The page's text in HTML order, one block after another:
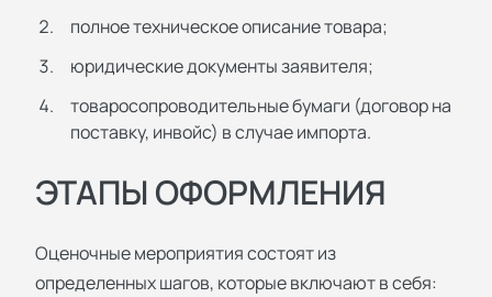
полное техническое описание товара;
юридические документы заявителя;
товаросопроводительные бумаги (договор на
поставку, инвойс) в случае импорта.
ЭТАПЫ ОФОРМЛЕНИЯ
Оценочные мероприятия состоят из
определенных шагов, которые включают в себя: